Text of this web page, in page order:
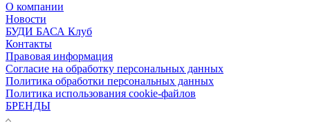
О компании
Новости
БУДИ БАСА Клуб
Контакты
Правовая информация
Согласие на обработку персональных данных
Политика обработки персональных данных
Политика использования cookie-файлов
БРЕНДЫ